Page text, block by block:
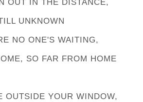
OUT IN THE DISTANCE,
UNKNOWN
NO ONE'S WAITING,
SO FAR FROM HOME
OUTSIDE YOUR WINDOW,